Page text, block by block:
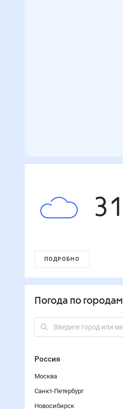
31
ПОДРОБНО
Погода по городам
Россия
Москва
Санкт-Петербург
Новосибирск